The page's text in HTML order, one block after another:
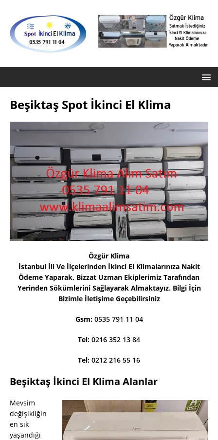
Beşiktaş Spot İkinci El Klima
Özgür Klima
İstanbul İli Ve İlçelerinden İkinci El Klimalarınıza Nakit
Ödeme Yaparak, Bizzat Uzman Ekiplerimiz Tarafından
Yerinden Sökümlerini Sağlayarak Almaktayız. Bilgi İçin
Bizimle İletişime Geçebilirsiniz
Gsm: 0535 791 11 04
Tel: 0216 352 13 84
Tel: 0212 216 55 16
Beşiktaş İkinci El Klima Alanlar
Mevsim
değişikliğin
en sık
yaşandığı